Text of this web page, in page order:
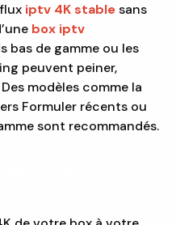
iptv 4K stablesans
box iptv
bas de gamme ou les
peuvent peiner,
modèles comme la
Formuler récents ou
sont recommandés.